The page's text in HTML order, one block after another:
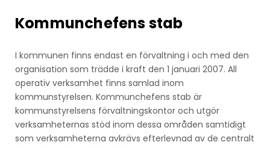
Kommunchefens stab
I kommunen finns endast en förvaltning i och med den
organisation som trädde i kraft den 1 januari 2007. All
operativ verksamhet finns samlad inom
kommunstyrelsen. Kommunchefens stab är
kommunstyrelsens förvaltningskontor och utgör
verksamheternas stöd inom dessa områden samtidigt
som verksamheterna avkrävs efterlevnad av de centralt